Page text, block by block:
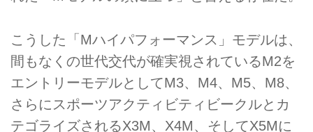
こうした「Mハイパフォーマンス」モデルは、
間もなくの世代交代が確実視されているM2を
エントリーモデルとしてM3、M4、M5、M8、
さらにスポーツアクティビティビークルとカ
テゴライズされるX3M、X4M、そしてX5Mに